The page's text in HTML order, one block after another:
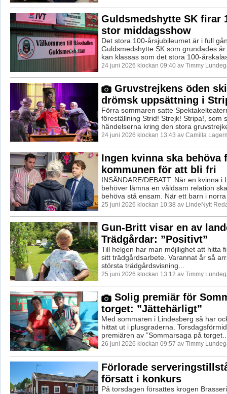
Guldsmedshytte SK firar
stor middagsshow
Det stora 100-årsjubileumet är i full
Guldsmedshytte SK som grundades
kan klassas som det stora 100-
24 juni 2026 klockan 09:40 av Timmy
Gruvstrejkens öden
drömsk uppsättning i
Förra sommaren satte
föreställning Strid! Strejk! Stripa!, som
händelserna kring den stora
24 juni 2026 klockan 13:43 av Camilla
Ingen kvinna ska behöva
kommunen för att bli fri
INSÄNDARE/DEBATT: När en kvinna i
behöver lämna en våldsam relation
behöva stå ensam. När ett barn i
25 juni 2026 klockan 10:38 av LindeNytt
Gun-Britt visar en av
Trädgårdar: ”Positivt”
Till helgen har man möjllighet att hitta
sitt trädgårdsarbete. Varannat år så
största trädgårdsvisning...
25 juni 2026 klockan 13:12 av Timmy
Solig premiär för
torget: ”Jättehärligt”
Med sommaren i Lindesberg så har
hittat ut i plusgraderna.
premiären av ”Sommarsaga på
26 juni 2026 klockan 09:57 av Timmy
Förlorade
försatt i konkurs
På torsdagen försattes krogen